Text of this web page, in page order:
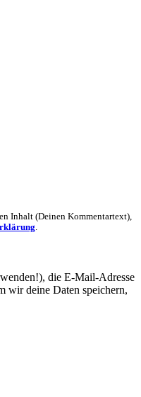
Inhalt (Deinen Kommentartext),
.
die E-Mail-Adresse
wir deine Daten speichern,